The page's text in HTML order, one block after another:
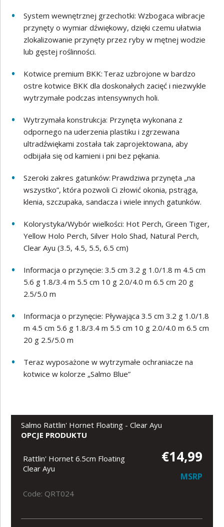
System wewnętrznej grzechotki: Wzbogaca wibracje
przynęty o wymiar dźwiękowy, dzięki czemu ułatwia
zlokalizowanie przynęty przez ryby w mętnej wodzie
lub gęstej roślinności.
Kotwice premium BKK: Teraz uzbrojone w bardzo
ostre kotwice BKK dla doskonałych zacięć i niezwykle
wytrzymałe podczas intensywnych holi.
Wytrzymała konstrukcja: Przynęta wykonana z
odpornego na uderzenia plastiku i zgrzewana
ultradźwiękami została tak zaprojektowana, aby
odbijała się od kamieni i pni bez pękania.
Szeroki zakres gatunków: Prawdziwa przynęta „na
wszystko”, która pozwoli Ci złowić okonia, pstrąga,
klenia, szczupaka, sandacza i wiele innych gatunków.
Kolorystyka/Wybór wielkości: Hot Perch, Green Tiger,
Yellow Holo Perch, Silver Holo Shad, Natural Perch,
Clear Ayu (3.5, 4.5, 5.5, 6.5 cm)
Informacja o przynęcie: 3.5 cm 3.2 g 1.0/1.8 m 4.5 cm
5.6 g 1.8/3.4 m 5.5 cm 10 g 2.0/4.0 m 6.5 cm 20 g
2.5/5.0 m
Informacja o przynęcie: Pływająca 3.5 cm 3.2 g 1.0/1.8
m 4.5 cm 5.6 g 1.8/3.4 m 5.5 cm 10 g 2.0/4.0 m 6.5 cm
20 g 2.5/5.0 m
Teraz wyposażone w wytrzymałe ochraniacze na
kotwice w kolorze „Salmo Blue”
Salmo Rattlin' Hornet Floating - Clear Ayu
OPCJE PRODUKTU
Rattlin' Hornet 6.5cm Floating
Clear Ayu
€14,99
MSRP
Code: QRT024